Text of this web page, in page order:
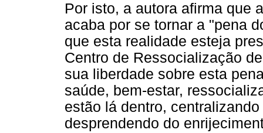
Por isto, a autora afirma que
acaba por se tornar a "pena
que esta realidade esteja
Centro de Ressocialização
sua liberdade sobre esta
saúde, bem-estar,
estão lá dentro,
desprendendo do